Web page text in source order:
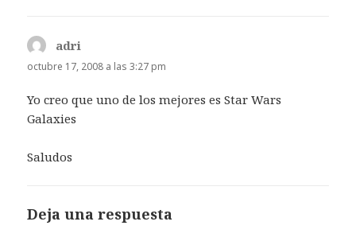
adri
octubre 17, 2008 a las 3:27 pm
Yo creo que uno de los mejores es Star Wars
Galaxies
Saludos
Deja una respuesta